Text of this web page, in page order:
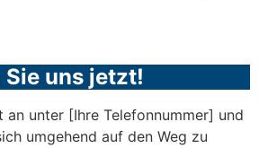
uns jetzt!
an unter [Ihre Telefonnummer] und
umgehend auf den Weg zu